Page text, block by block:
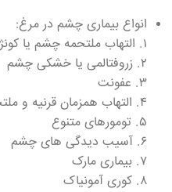
انواع بیماری چشم در مرغ:
۱. التهاب ملتحمه چشم یا کونژکتیوت
۲. زروفتالمی یا خشکی چشم
۳. عفونت
۴. التهاب همزمان قرنیه و ملتحمه
۵. تومورهای متنوع
۶. آسیب دیدگی های چشم
۷. بیماری مارک
۸. کوری آمونیاک